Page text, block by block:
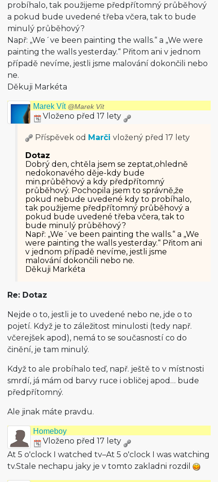
probíhalo, tak použijeme předpřítomný průběhový
a pokud bude uvedené třeba včera, tak to bude
minulý průběhový?
Např: „We´ve been painting the walls.“ a „We were
painting the walls yesterday.“ Přitom ani v jednom
případě nevíme, jestli jsme malování dokončili nebo
ne.
Děkuji Markéta
Marek Vít @Marek Vít
Vloženo před 17 lety
Příspěvek od Marči vložený před 17 lety
Dotaz
Dobrý den, chtěla jsem se zeptat,ohledně
nedokonavého děje-kdy bude
min.průběhový a kdy předpřítomný
průběhový. Pochopila jsem to správně,že
pokud nebude uvedené kdy to probíhalo,
tak použijeme předpřítomný průběhový a
pokud bude uvedené třeba včera, tak to
bude minulý průběhový?
Např: „We´ve been painting the walls.“ a „We
were painting the walls yesterday.“ Přitom ani
v jednom případě nevíme, jestli jsme
malování dokončili nebo ne.
Děkuji Markéta
Re: Dotaz
Nejde o to, jestli je to uvedené nebo ne, jde o to
pojetí. Když je to záležitost minulosti (tedy např.
včerejšek apod), nemá to se současností co do
činění, je tam minulý.
Když to ale probíhalo teď, např. ještě to v místnosti
smrdí, já mám od barvy ruce i obličej apod… bude
předpřítomný.
Ale jinak máte pravdu.
Homeboy
Vloženo před 17 lety
At 5 o'clock I watched tv–At 5 o'clock I was watching
tv.Stale nechapu jaky je v tomto zakladni rozdil